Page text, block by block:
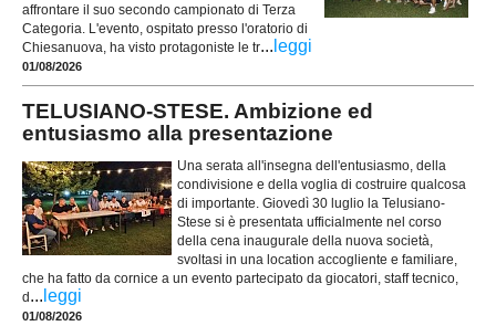
affrontare il suo secondo campionato di Terza
Categoria. L'evento, ospitato presso l'oratorio di
Chiesanuova, ha visto protagoniste le tr... leggi
01/08/2026
TELUSIANO-STESE. Ambizione ed
entusiasmo alla presentazione
Una serata all'insegna dell'entusiasmo, della
condivisione e della voglia di costruire qualcosa
di importante. Giovedì 30 luglio la Telusiano-
Stese si è presentata ufficialmente nel corso
della cena inaugurale della nuova società,
svoltasi in una location accogliente e familiare,
che ha fatto da cornice a un evento partecipato da giocatori, staff tecnico,
d... leggi
01/08/2026